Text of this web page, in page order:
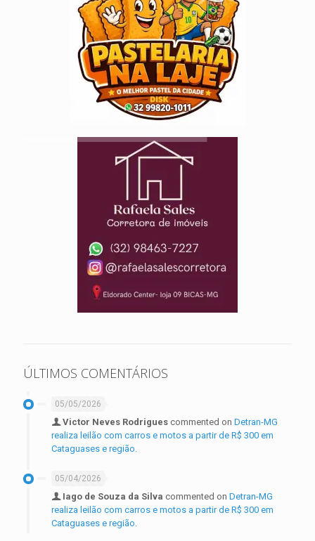
ÚLTIMOS COMENTÁRIOS
05/05/2026
Victor Neves Rodrigues commented on Detran-MG
realiza leilão com carros e motos a partir de R$ 300 em
Cataguases e região.
05/04/2026
Iago de Souza da Silva commented on Detran-MG
realiza leilão com carros e motos a partir de R$ 300 em
Cataguases e região.